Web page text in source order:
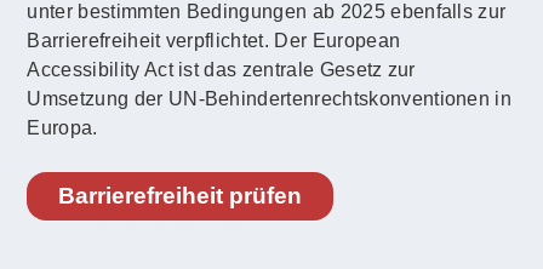
unter bestimmten Bedingungen ab 2025 ebenfalls zur
Barrierefreiheit verpflichtet. Der European
Accessibility Act ist das zentrale Gesetz zur
Umsetzung der UN-Behindertenrechtskonventionen in
Europa.
Barrierefreiheit prüfen